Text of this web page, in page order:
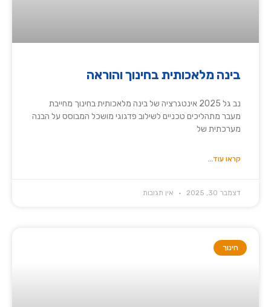
בינה מלאכותית בחינוך והוראה
נב גל 2025 אינטגרציה של בינה מלאכותית בחינוך מחייבת
מעבר מתהליכים טכניים לשילוב פדגוגי מושכל המבוסס על הבנה
מערכתית של
קראו עוד...
דצמבר 30, 2025 אין תגובות
חינוך